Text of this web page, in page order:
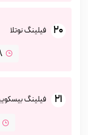
20 فیلینگ نوتلا
21 فیلینگ